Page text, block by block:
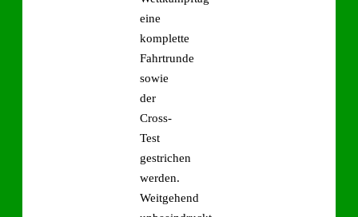
eine
komplette
Fahrtrunde
sowie
der
Cross-
Test
gestrichen
werden.
Weitgehend